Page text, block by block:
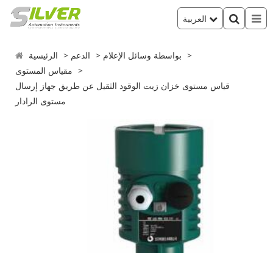
الرئيسية الدعم
بواسطة وسائل الإعلام
مقياس المستوى
قياس مستوى خزان زيت الوقود الثقيل عن طريق جهاز إرسال
مستوى الرادار